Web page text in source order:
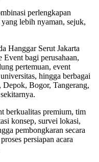
perlengkapan
lebih nyaman, sejuk,
Hanggar Serut Jakarta
bagi perusahaan,
pertemuan, event
hingga berbagai
Depok, Bogor, Tangerang,
berkualitas premium, tim
konsep, survei lokasi,
pembongkaran secara
persiapan acara